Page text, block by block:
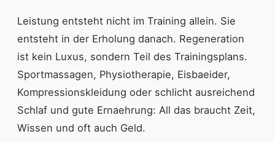
Leistung entsteht nicht im Training allein. Sie
entsteht in der Erholung danach. Regeneration
ist kein Luxus, sondern Teil des Trainingsplans.
Sportmassagen, Physiotherapie, Eisbaeider,
Kompressionskleidung oder schlicht ausreichend
Schlaf und gute Ernaehrung: All das braucht Zeit,
Wissen und oft auch Geld.